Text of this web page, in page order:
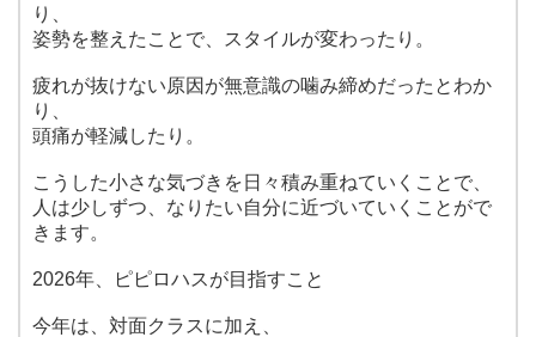
り、
姿勢を整えたことで、スタイルが変わったり。
疲れが抜けない原因が無意識の噛み締めだったとわか
り、
頭痛が軽減したり。
こうした小さな気づきを日々積み重ねていくことで、
人は少しずつ、なりたい自分に近づいていくことがで
きます。
2026年、ピピロハスが目指すこと
今年は、対面クラスに加え、